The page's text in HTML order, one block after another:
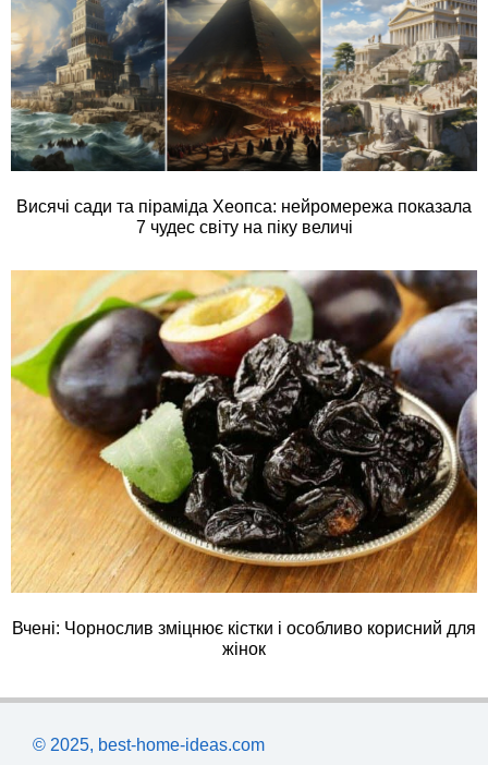
Висячі сади та піраміда Хеопса: нейромережа показала
7 чудес світу на піку величі
Вчені: Чорнослив зміцнює кістки і особливо корисний для
жінок
© 2025, best-home-ideas.com